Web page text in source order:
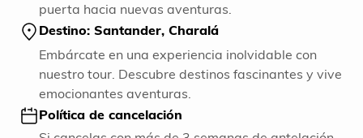
puerta hacia nuevas aventuras.
Destino: Santander, Charalá
Embárcate en una experiencia inolvidable con
nuestro tour. Descubre destinos fascinantes y vive
emocionantes aventuras.
Política de cancelación